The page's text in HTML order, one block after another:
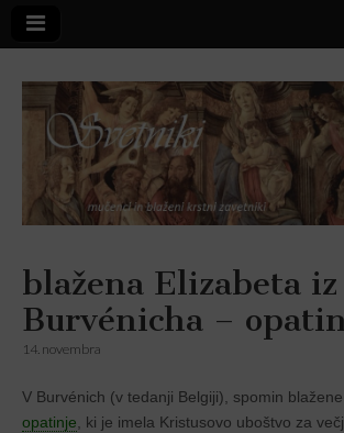
mučenci
blaženi
blažena Elizabeta iz
Burvénicha –
14. novembra
V Burvénich (v tedanji Belgiji), spomin
opatinje, ki je imela Kristusovo uboštvo za